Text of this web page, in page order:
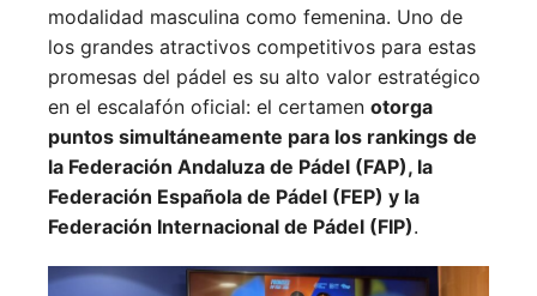
modalidad masculina como femenina. Uno de
los grandes atractivos competitivos para estas
promesas del pádel es su alto valor estratégico
en el escalafón oficial: el certamen otorga
puntos simultáneamente para los rankings de
la Federación Andaluza de Pádel (FAP), la
Federación Española de Pádel (FEP) y la
Federación Internacional de Pádel (FIP).